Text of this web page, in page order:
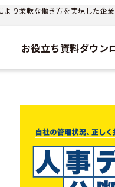
り柔軟な働き方を実現した企
お役立ち資料ダウン